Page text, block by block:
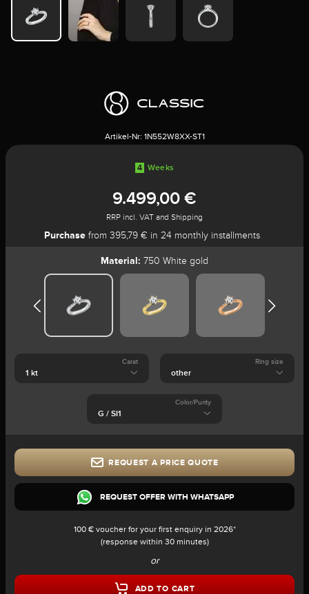
Artikel-Nr: 1N552W8XX-ST1
4 Weeks
9.499,00 €
RRP incl. VAT and Shipping
Purchasefrom 395,79 € in 24 monthly installments
Material: 750 White gold
Carat Ring size
Color/Purity
REQUEST A PRICE QUOTE
REQUEST OFFER WITH WHATSAPP
100 € voucher for your first enquiry in 2026*
(response within 30 minutes)
or
ADD TO CART